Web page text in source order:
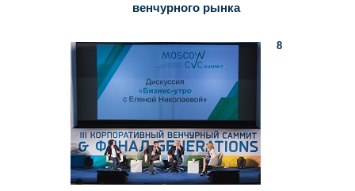
венчурного рынка
8